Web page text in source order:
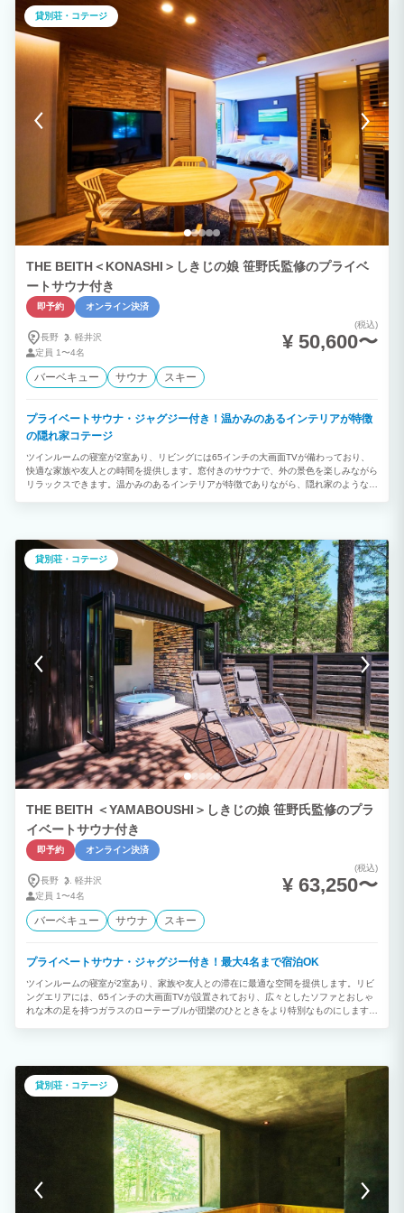
貸別荘・コテージ
THE BEITH＜KONASHI＞しきじの娘 笹野氏監修のプライベ
ートサウナ付き
即予約 オンライン決済
長野
軽井沢
定員 1〜4名
(税込)
¥ 50,600〜
バーベキュー サウナ スキー
プライベートサウナ・ジャグジー付き！温かみのあるインテリアが特徴
の隠れ家コテージ
ツインルームの寝室が2室あり、リビングには65インチの大画面TVが備わっており、
快適な家族や友人との時間を提供します。窓付きのサウナで、外の景色を楽しみながら
リラックスできます。温かみのあるインテリアが特徴でありながら、隠れ家のような雰
貸別荘・コテージ
THE BEITH ＜YAMABOUSHI＞しきじの娘 笹野氏監修のプラ
イベートサウナ付き
即予約 オンライン決済
長野
軽井沢
定員 1〜4名
(税込)
¥ 63,250〜
バーベキュー サウナ スキー
プライベートサウナ・ジャグジー付き！最大4名まで宿泊OK
ツインルームの寝室が2室あり、家族や友人との滞在に最適な空間を提供します。リビ
ングエリアには、65インチの大画面TVが設置されており、広々としたソファとおしゃ
れな木の足を持つガラスのローテーブルが団欒のひとときをより特別なものにします。
貸別荘・コテージ